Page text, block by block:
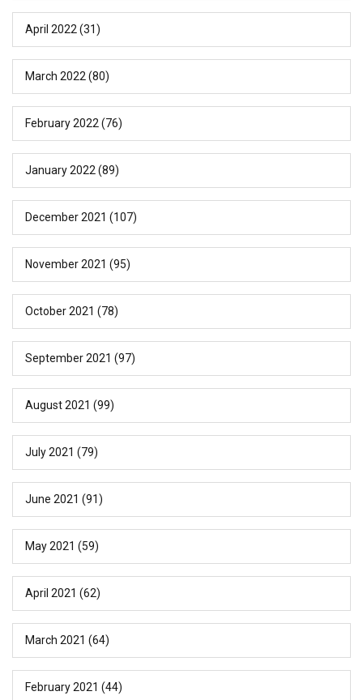
April 2022(31)
March 2022(80)
February 2022(76)
January 2022(89)
December 2021 (107)
November 2021 (95)
October 2021 (78)
September 2021 (97)
August 2021 (99)
July 2021 (79)
June 2021 (91)
May 2021 (59)
April 2021 (62)
March 2021 (64)
February 2021 (44)